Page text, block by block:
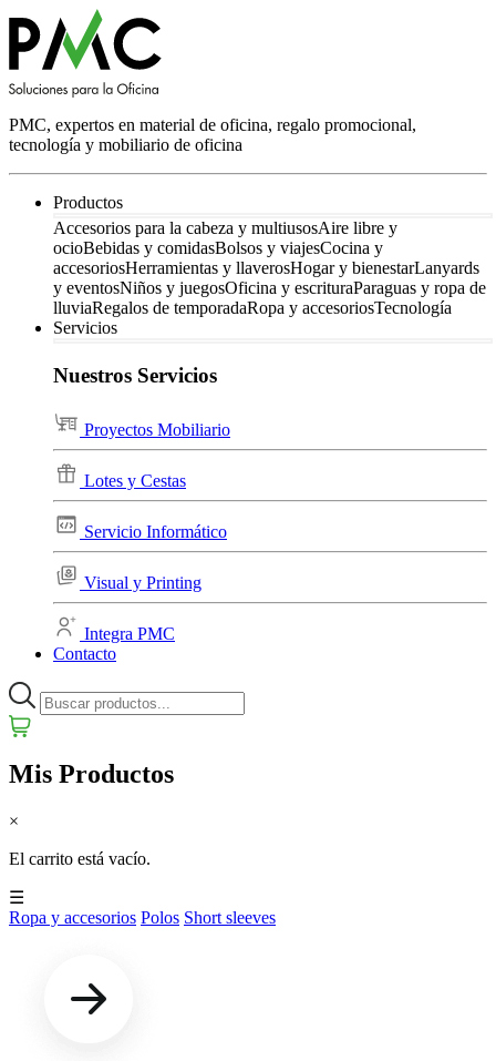
PMC, expertos en material de oficina, regalo promocional,
tecnología y mobiliario de oficina
Productos
Accesorios para la cabeza y multiusosAire libre y
ocioBebidas y comidasBolsos y viajesCocina y
accesoriosHerramientas y llaverosHogar y bienestarLanyards
y eventosNiños y juegosOficina y escrituraParaguas y ropa de
lluviaRegalos de temporadaRopa y accesoriosTecnología
Servicios
Nuestros Servicios
Proyectos Mobiliario
Lotes y Cestas
Servicio Informático
Visual y Printing
Integra PMC
Contacto
Mis Productos
×
El carrito está vacío.
☰
Ropa y accesorios Polos Short sleeves